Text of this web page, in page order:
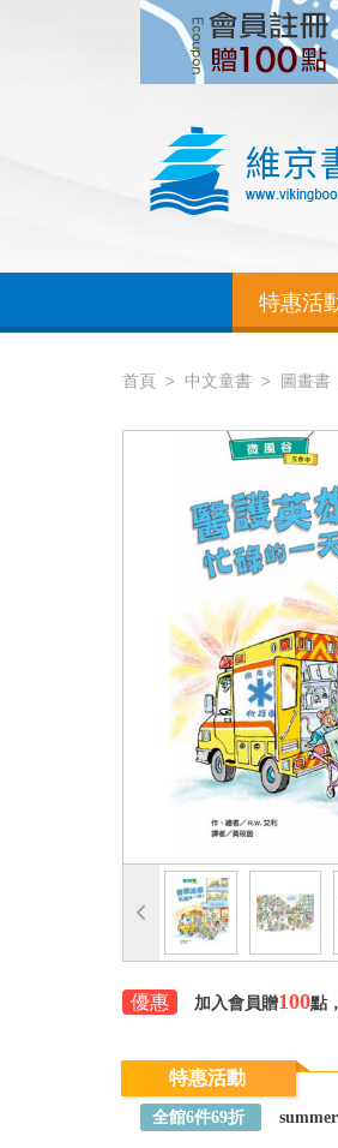
特惠活
首頁 中文童書 圖畫書
優惠 加入會員贈100點
特惠活動
全館6件69折